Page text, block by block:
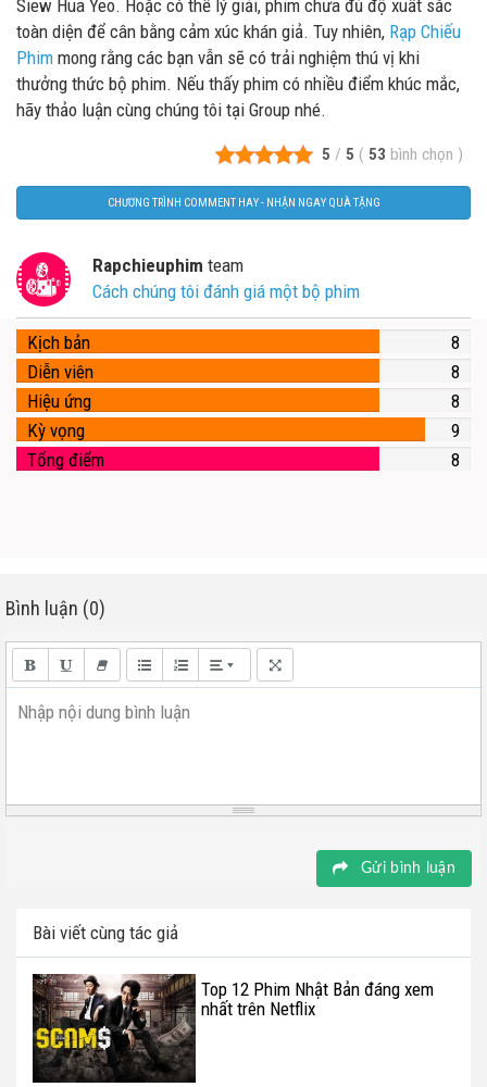
Siew Hua Yeo. Hoặc có thể lý giải, phim chưa đủ độ xuất sắc
toàn diện để cân bằng cảm xúc khán giả. Tuy nhiên, Rạp Chiếu
Phim mong rằng các bạn vẫn sẽ có trải nghiệm thú vị khi
thưởng thức bộ phim. Nếu thấy phim có nhiều điểm khúc mắc,
hãy thảo luận cùng chúng tôi tại Group nhé.
5 / 5 ( 53 bình chọn )
CHƯƠNG TRÌNH COMMENT HAY - NHẬN NGAY QUÀ TẶNG
Rapchieuphim team
Cách chúng tôi đánh giá một bộ phim
Kịch bản
8
Diễn viên
8
Hiệu ứng
8
Kỳ vọng
9
Tổng điểm
8
Bình luận (0)
Nhập nội dung bình luận
Gửi bình luận
Bài viết cùng tác giả
Top 12 Phim Nhật Bản đáng xem
nhất trên Netflix